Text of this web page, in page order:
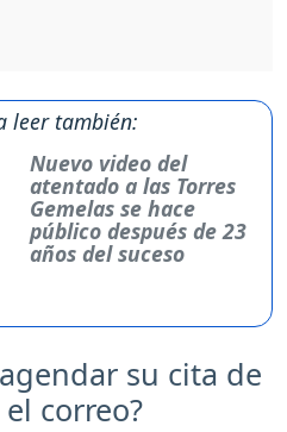
leer también:
Nuevo video del
atentado a las Torres
Gemelas se hace
público después de 23
años del suceso
su cita de
correo?